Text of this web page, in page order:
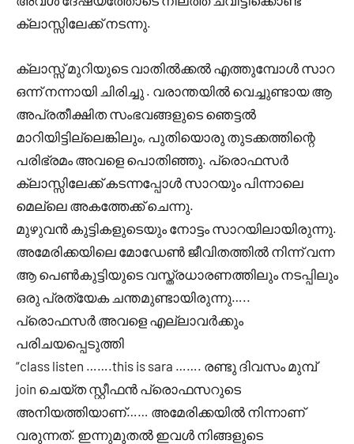
ക്ലാസ്സിലേക്ക് നടന്നു.
ക്ലാസ്സ് മുറിയുടെ വാതിൽക്കൽ എത്തുമ്പോൾ സാറ
ഒന്ന് നന്നായി ചിരിച്ചു . വരാന്തയിൽ വെച്ചുണ്ടായ ആ
അപ്രതീക്ഷിത സംഭവങ്ങളുടെ ഞെട്ടൽ
മാറിയിട്ടില്ലെങ്കിലും, പുതിയൊരു തുടക്കത്തിന്റെ
പരിഭ്രമം അവളെ പൊതിഞ്ഞു. പ്രൊഫസർ
ക്ലാസ്സിലേക്ക് കടന്നപ്പോൾ സാറയും പിന്നാലെ
മെല്ലെ അകത്തേക്ക് ചെന്നു.
മുഴുവൻ കുട്ടികളുടെയും നോട്ടം സാറയിലായിരുന്നു.
അമേരിക്കയിലെ മോഡേൺ ജീവിതത്തിൽ നിന്ന് വന്ന
ആ പെൺകുട്ടിയുടെ വസ്ത്രധാരണത്തിലും നടപ്പിലും
ഒരു പ്രത്യേക ചന്തമുണ്ടായിരുന്നു…..
പ്രൊഫസർ അവളെ എല്ലാവർക്കും
പരിചയപ്പെടുത്തി
“class listen …….this is sara ……. രണ്ടു ദിവസം മുമ്പ്
join ചെയ്ത സ്റ്റീഫൻ പ്രൊഫസറുടെ
അനിയത്തിയാണ്…… അമേരിക്കയിൽ നിന്നാണ്
വരുന്നത്. ഇന്നുമുതൽ ഇവൾ നിങ്ങളുടെ